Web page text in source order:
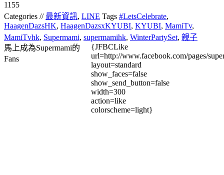
1155
Categories // 最新資訊, LINE Tags #LetsCelebrate,
HaagenDazsHK, HaagenDazsxKYUBI, KYUBI, MamiTv,
MamiTvhk, Supermami, supermamihk, WinterPartySet, 親子
馬上成為Supermami的
Fans
{JFBCLike
url=http://www.facebook.com/pages/
layout=standard
show_faces=false
show_send_button=false
width=300
action=like
colorscheme=light}